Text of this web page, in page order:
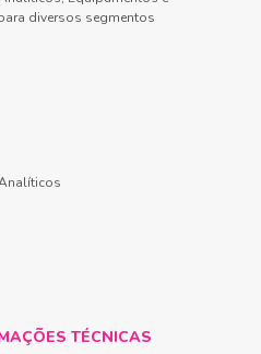
diversos segmentos
TÉCNICAS